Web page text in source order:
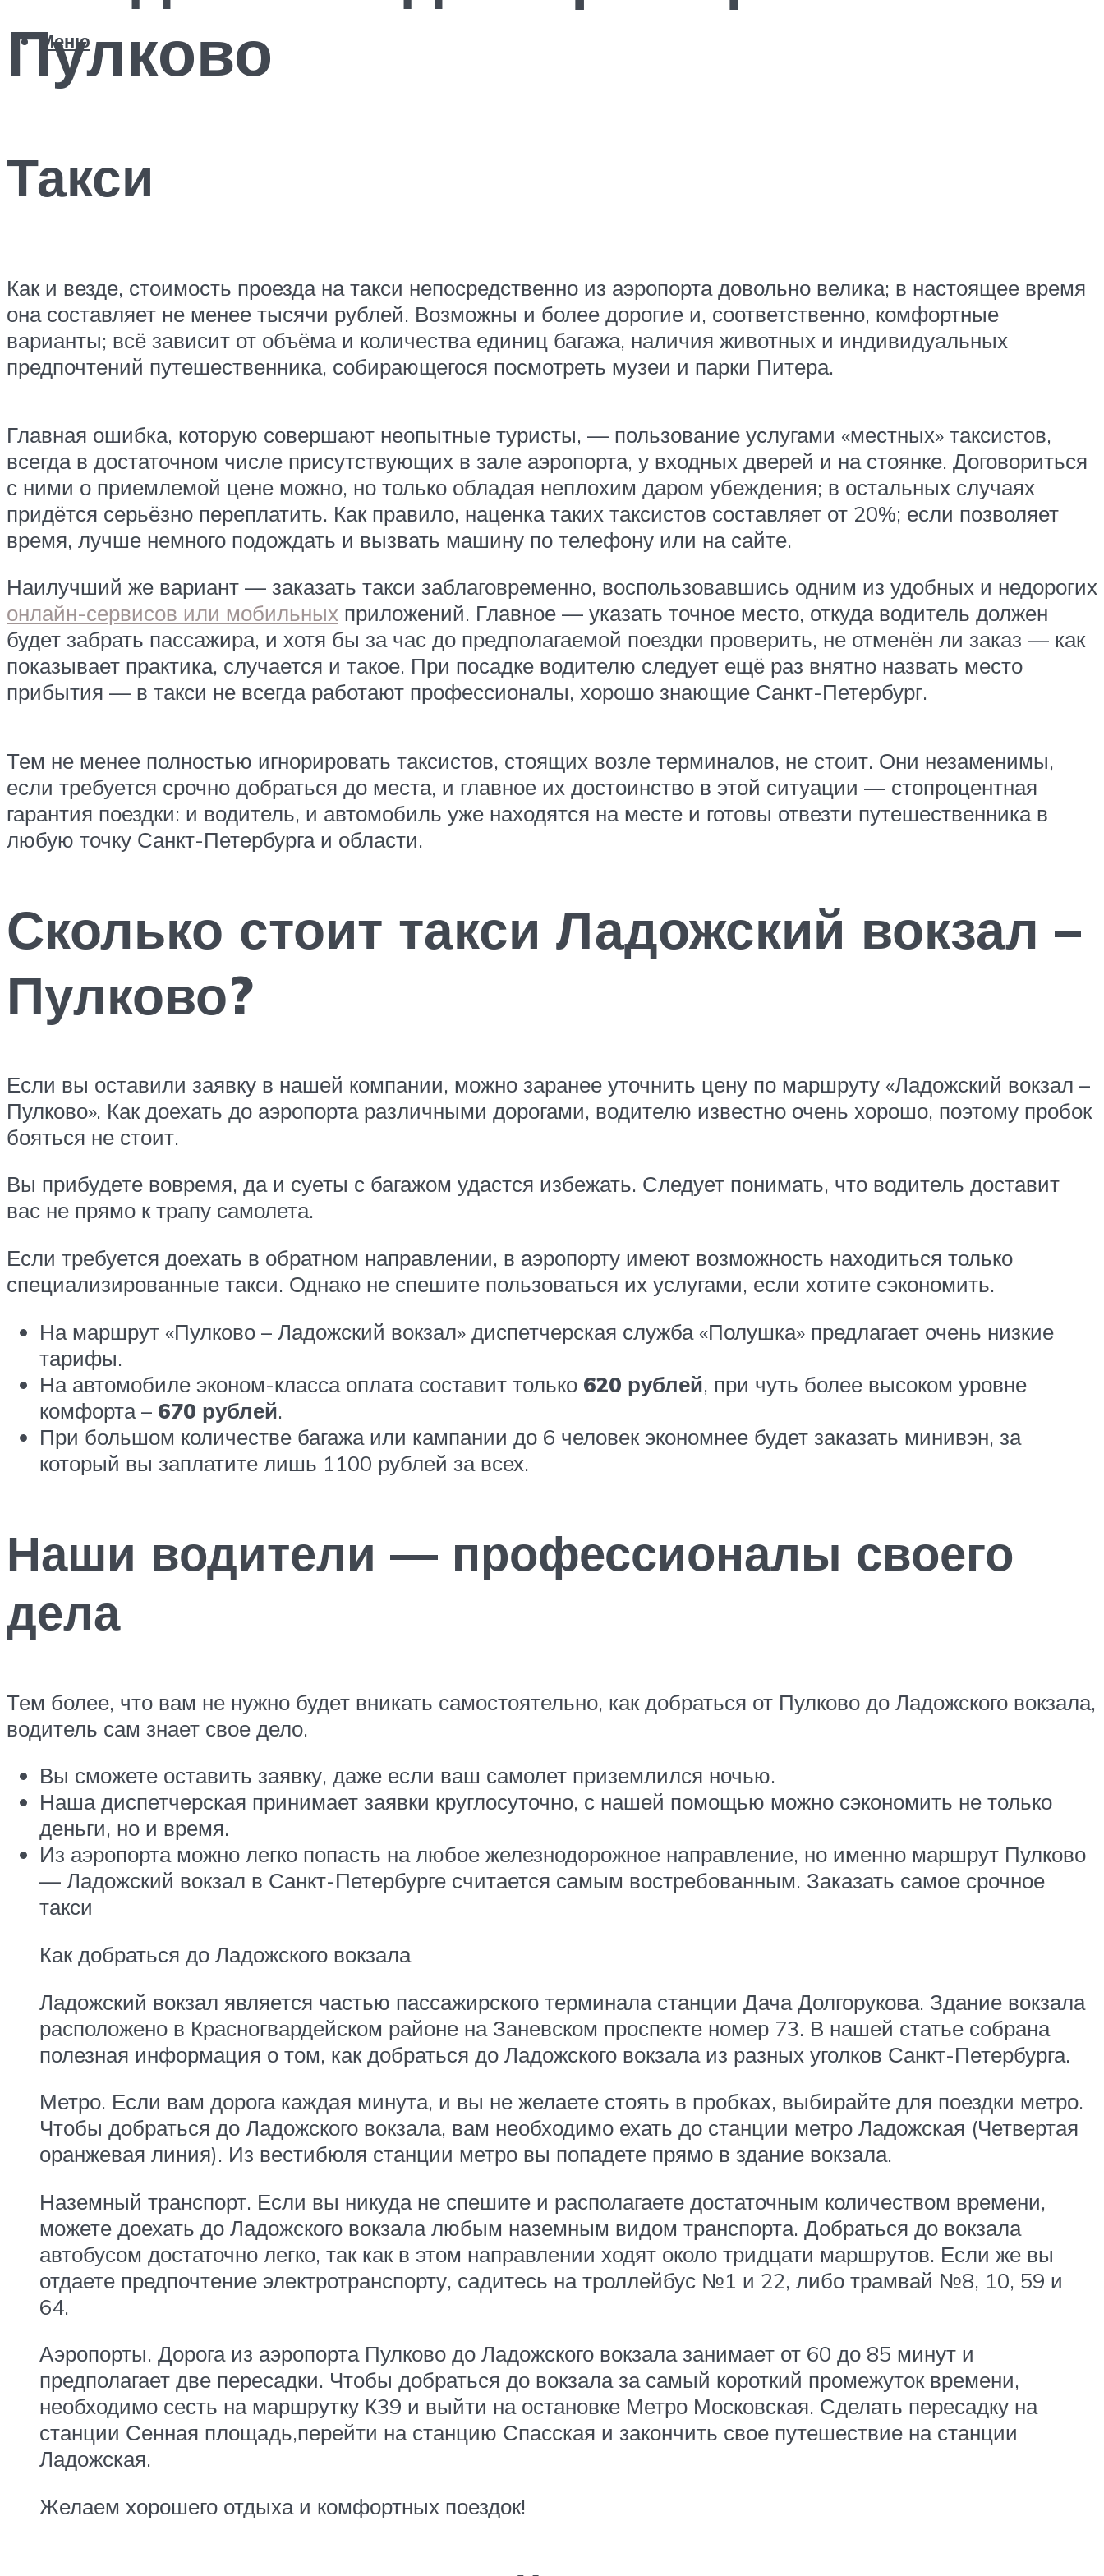
Меню
Пулково
Такси
Как и везде, стоимость проезда на такси непосредственно из аэропорта довольно велика; в настоящее время
она составляет не менее тысячи рублей. Возможны и более дорогие и, соответственно, комфортные
варианты; всё зависит от объёма и количества единиц багажа, наличия животных и индивидуальных
предпочтений путешественника, собирающегося посмотреть музеи и парки Питера.
Главная ошибка, которую совершают неопытные туристы, — пользование услугами «местных» таксистов,
всегда в достаточном числе присутствующих в зале аэропорта, у входных дверей и на стоянке. Договориться
с ними о приемлемой цене можно, но только обладая неплохим даром убеждения; в остальных случаях
придётся серьёзно переплатить. Как правило, наценка таких таксистов составляет от 20%; если позволяет
время, лучше немного подождать и вызвать машину по телефону или на сайте.
Наилучший же вариант — заказать такси заблаговременно, воспользовавшись одним из удобных и недорогих
онлайн-сервисов или мобильных приложений. Главное — указать точное место, откуда водитель должен
будет забрать пассажира, и хотя бы за час до предполагаемой поездки проверить, не отменён ли заказ — как
показывает практика, случается и такое. При посадке водителю следует ещё раз внятно назвать место
прибытия — в такси не всегда работают профессионалы, хорошо знающие Санкт-Петербург.
Тем не менее полностью игнорировать таксистов, стоящих возле терминалов, не стоит. Они незаменимы,
если требуется срочно добраться до места, и главное их достоинство в этой ситуации — стопроцентная
гарантия поездки: и водитель, и автомобиль уже находятся на месте и готовы отвезти путешественника в
любую точку Санкт-Петербурга и области.
Сколько стоит такси Ладожский вокзал –
Пулково?
Если вы оставили заявку в нашей компании, можно заранее уточнить цену по маршруту «Ладожский вокзал –
Пулково». Как доехать до аэропорта различными дорогами, водителю известно очень хорошо, поэтому пробок
бояться не стоит.
Вы прибудете вовремя, да и суеты с багажом удастся избежать. Следует понимать, что водитель доставит
вас не прямо к трапу самолета.
Если требуется доехать в обратном направлении, в аэропорту имеют возможность находиться только
специализированные такси. Однако не спешите пользоваться их услугами, если хотите сэкономить.
На маршрут «Пулково – Ладожский вокзал» диспетчерская служба «Полушка» предлагает очень низкие
тарифы.
На автомобиле эконом-класса оплата составит только 620 рублей, при чуть более высоком уровне
комфорта – 670 рублей.
При большом количестве багажа или кампании до 6 человек экономнее будет заказать минивэн, за
который вы заплатите лишь 1100 рублей за всех.
Наши водители — профессионалы своего
дела
Тем более, что вам не нужно будет вникать самостоятельно, как добраться от Пулково до Ладожского вокзала,
водитель сам знает свое дело.
Вы сможете оставить заявку, даже если ваш самолет приземлился ночью.
Наша диспетчерская принимает заявки круглосуточно, с нашей помощью можно сэкономить не только
деньги, но и время.
Из аэропорта можно легко попасть на любое железнодорожное направление, но именно маршрут Пулково
— Ладожский вокзал в Санкт-Петербурге считается самым востребованным. Заказать самое срочное
такси
Как добраться до Ладожского вокзала
Ладожский вокзал является частью пассажирского терминала станции Дача Долгорукова. Здание вокзала
расположено в Красногвардейском районе на Заневском проспекте номер 73. В нашей статье собрана
полезная информация о том, как добраться до Ладожского вокзала из разных уголков Санкт-Петербурга.
Метро. Если вам дорога каждая минута, и вы не желаете стоять в пробках, выбирайте для поездки метро.
Чтобы добраться до Ладожского вокзала, вам необходимо ехать до станции метро Ладожская (Четвертая
оранжевая линия). Из вестибюля станции метро вы попадете прямо в здание вокзала.
Наземный транспорт. Если вы никуда не спешите и располагаете достаточным количеством времени,
можете доехать до Ладожского вокзала любым наземным видом транспорта. Добраться до вокзала
автобусом достаточно легко, так как в этом направлении ходят около тридцати маршрутов. Если же вы
отдаете предпочтение электротранспорту, садитесь на троллейбус №1 и 22, либо трамвай №8, 10, 59 и
64.
Аэропорты. Дорога из аэропорта Пулково до Ладожского вокзала занимает от 60 до 85 минут и
предполагает две пересадки. Чтобы добраться до вокзала за самый короткий промежуток времени,
необходимо сесть на маршрутку К39 и выйти на остановке Метро Московская. Сделать пересадку на
станции Сенная площадь,перейти на станцию Спасская и закончить свое путешествие на станции
Ладожская.
Желаем хорошего отдыха и комфортных поездок!